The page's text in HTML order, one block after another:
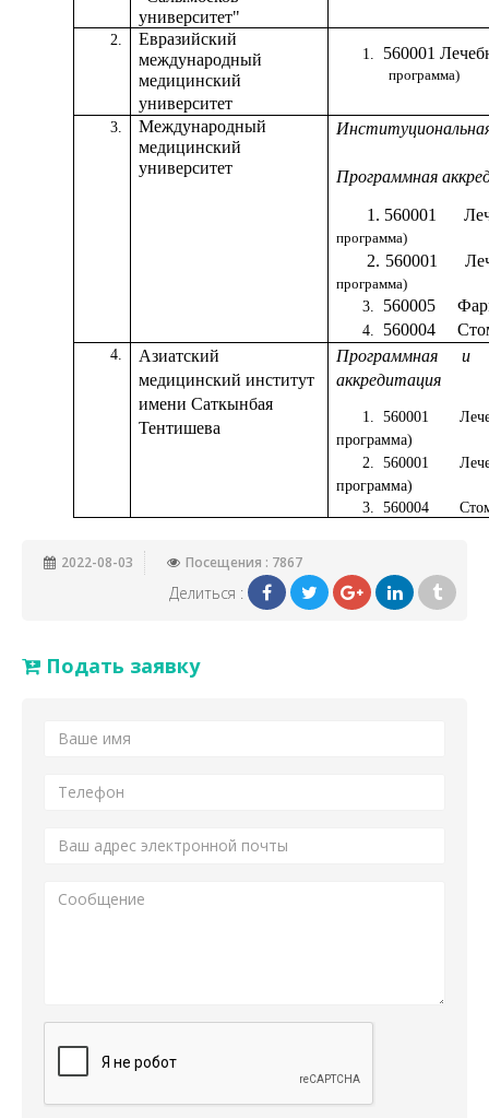
университет"
2.
Евразийский
международный
медицинский
университет
1. 560001
программа)
3.
Международный
медицинский
университет
Программная
1. 560001
программа)
2. 560001
программа)
3.
560005
4. 560004
4.
Азиатский
медицинский институт
имени Саткынбая
Тентишева
Программная и
аккредитация
1. 560001
программа)
2.
560001
программа)
3.
560004
2022-08-03 Посещения : 7867
Делиться :
Подать заявку